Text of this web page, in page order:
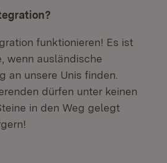
funktionieren! Es ist
wenn ausländische
an unsere Unis finden.
dürfen unter keinen
in den Weg gelegt